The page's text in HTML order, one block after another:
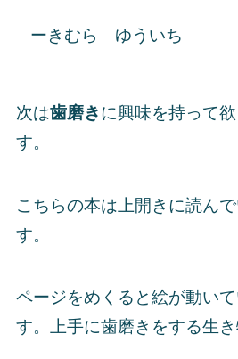
ーきむら ゆういち
次は歯磨きに興味を持って
す。
こちらの本は上開きに読ん
す。
ページをめくると絵が動い
す。上手に歯磨きをする生き